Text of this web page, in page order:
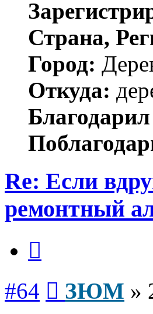
Страна,
Город:
Откуда:
Re: Если
ремонтный
#64 ЗЮМ »